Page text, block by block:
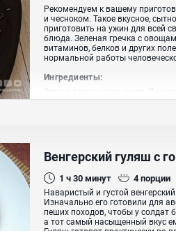
Рекомендуем к вашему
и чесноком. Такое вкусное,
приготовить на ужин для всей
блюда. Зеленая гречка с
витаминов, белков и других
нормальной работы
Ингредиенты:
Зеленая гречневая крупа,
Венгерский гуляш с
1 ч 30минут 4порции
Наваристый и густой
Изначально его готовили для
пеших походов, чтобы у солдат
а тот самый насыщенный вкус